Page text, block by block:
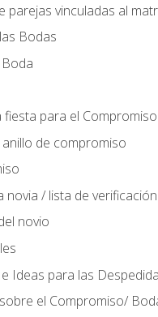
parejas vinculadas al
Bodas
para el Compromiso
de compromiso
novia / lista de verificación
novio
Ideas para las
el Compromiso/